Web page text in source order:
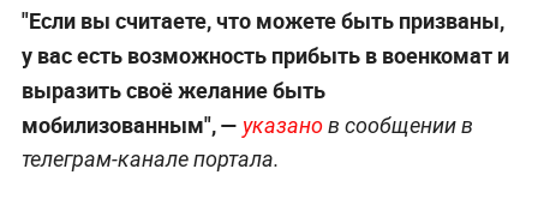
"Если вы считаете, что можете быть призваны,
у вас есть возможность прибыть в военкомат и
выразить своё желание быть
мобилизованным", — указанов сообщении в
телеграм-канале портала.